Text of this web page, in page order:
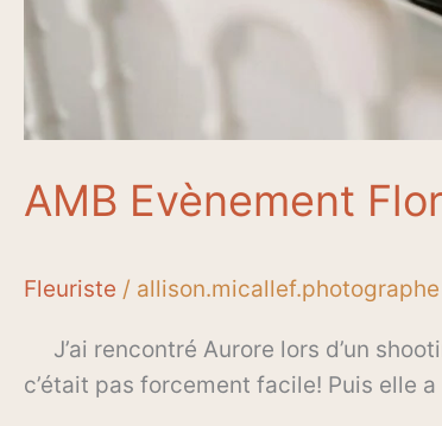
AMB Evènement
Fleuriste / allison.micallef.photographe
J’ai rencontré Aurore lors d’un
c’était pas forcement facile! Puis elle